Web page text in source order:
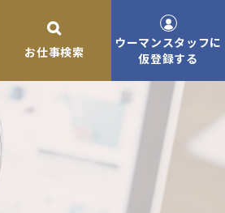
お仕事検索
ウーマンスタッフに
仮登録する